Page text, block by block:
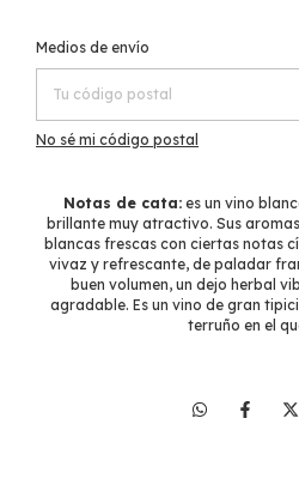
Entregas para el CP:
Medios de envío
No sé mi código postal
Notas de cata: es un vino
brillante muy atractivo. Sus
blancas frescas con ciertas notas
vivaz y refrescante, de paladar
buen volumen, un dejo herbal
agradable. Es un vino de gran
terruño en el